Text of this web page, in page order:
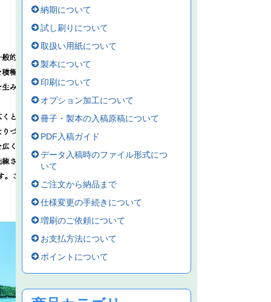
納期について
試し刷りについて
取扱い用紙について
製本について
印刷について
オプション加工について
冊子・製本の入稿原稿について
PDF入稿ガイド
データ入稿時のファイル形式につ
いて
ご注文から納品まで
仕様変更の手続きについて
増刷のご依頼について
お支払方法について
ポイントについて